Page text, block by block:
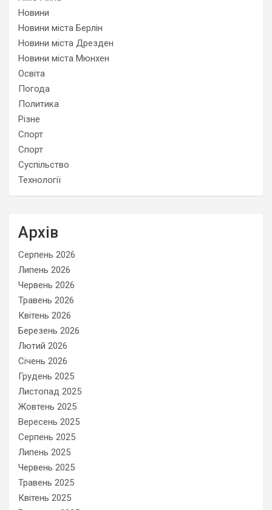
Новини
Новини міста Берлін
Новини міста Дрезден
Новини міста Мюнхен
Освіта
Погода
Политика
Різне
Спорт
Спорт
Суспільство
Технології
Архів
Серпень 2026
Липень 2026
Червень 2026
Травень 2026
Квітень 2026
Березень 2026
Лютий 2026
Січень 2026
Грудень 2025
Листопад 2025
Жовтень 2025
Вересень 2025
Серпень 2025
Липень 2025
Червень 2025
Травень 2025
Квітень 2025